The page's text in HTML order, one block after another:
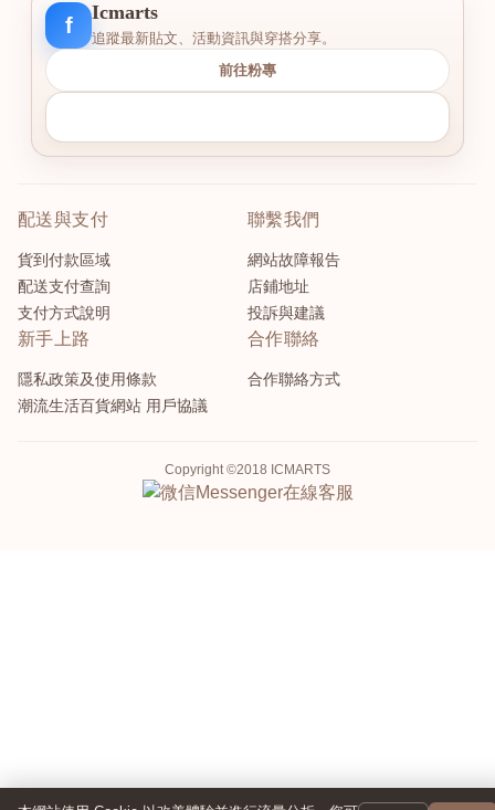
f
Icmarts
追蹤最新貼文、活動資訊與穿搭分享。
前往粉專
配送與支付
貨到付款區域
配送支付查詢
支付方式說明
聯繫我們
網站故障報告
店鋪地址
投訴與建議
新手上路
隱私政策及使用條款
潮流生活百貨網站 用戶協議
合作聯絡
合作聯絡方式
Copyright ©2018 ICMARTS
Messenger在線客服